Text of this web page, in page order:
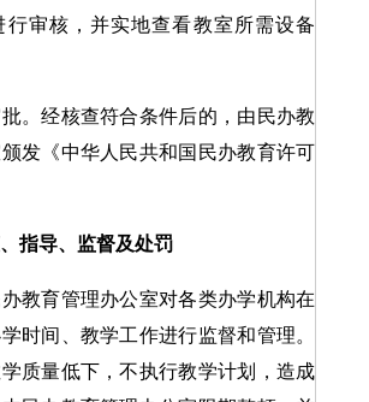
行审核，并实地查看教室所需设备
经核查符合条件后的，由民办教
发《中华人民共和国民办教育许可
指导、监督及处罚
育管理办公室对各类办学机构在
时间、教学工作进行监督和管理。
质量低下，不执行教学计划，造成